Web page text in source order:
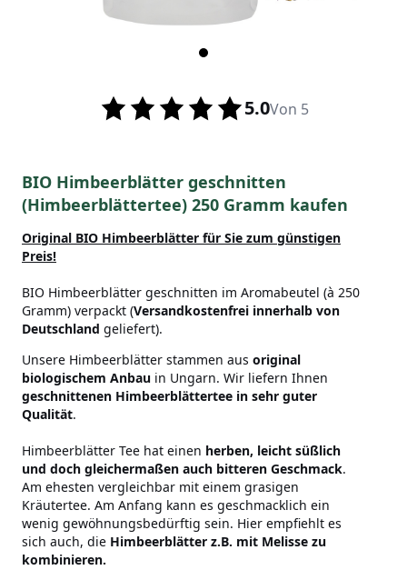
5.0Von 5
BIO Himbeerblätter geschnitten
(Himbeerblättertee) 250 Gramm kaufen
Original BIO Himbeerblätter für Sie zum günstigen
Preis!
BIO Himbeerblätter geschnitten im Aromabeutel (à 250
Gramm) verpackt (Versandkostenfrei innerhalb von
Deutschland geliefert).
Unsere Himbeerblätter stammen aus original
biologischem Anbau in Ungarn. Wir liefern Ihnen
geschnittenen Himbeerblättertee in sehr guter
Qualität.
Himbeerblätter Tee hat einen herben, leicht süßlich
und doch gleichermaßen auch bitteren Geschmack.
Am ehesten vergleichbar mit einem grasigen
Kräutertee. Am Anfang kann es geschmacklich ein
wenig gewöhnungsbedürftig sein. Hier empfiehlt es
sich auch, die Himbeerblätter z.B. mit Melisse zu
kombinieren.